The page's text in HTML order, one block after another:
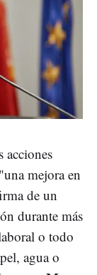
acciones
mejora en
de un
durante más
o todo
agua o